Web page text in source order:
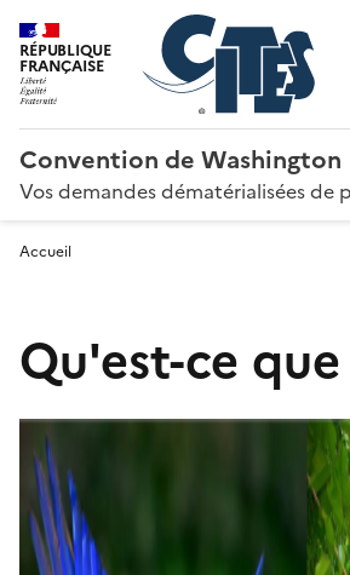
RÉPUBLIQUE
FRANÇAISE
Convention de Washington
Vos demandes dématérialisées de
Accueil
Qu'est-ce